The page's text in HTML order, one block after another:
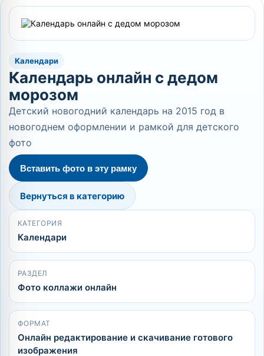
Календари
Календарь онлайн с дедом
морозом
Детский новогодний календарь на 2015 год в
новогоднем оформлении и рамкой для детского
фото
Вставить фото в эту рамку
Вернуться в категорию
КАТЕГОРИЯ
Календари
РАЗДЕЛ
Фото коллажи онлайн
ФОРМАТ
Онлайн редактирование и скачивание готового
изображения